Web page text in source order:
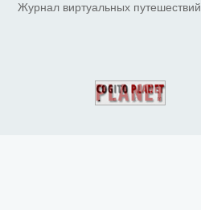
Журнал виртуальных путешествий